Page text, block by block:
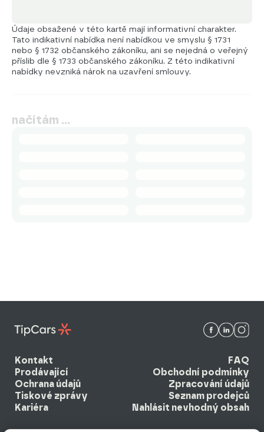
Údaje obsažené v této kartě mají informativní charakter.
Tato indikativní nabídka není nabídkou ve smyslu § 1731
nebo § 1732 občanského zákoníku, ani se nejedná o veřejný
příslib dle § 1733 občanského zákoníku. Z této indikativní
nabídky nevzniká nárok na uzavření smlouvy.
načítám …
Kontakt
FAQ
Prodávající
Obchodní podmínky
Ochrana údajů
Zpracování údajů
Tiskové zprávy
Seznam prodejců
Kariéra
Nahlásit nevhodný obsah